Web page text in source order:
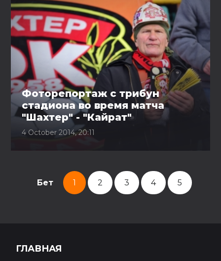
Фоторепортаж с трибун
стадиона во время матча
"Шахтер" - "Кайрат"
4 October 2014, 20:11
Бет 1 2 3 4 5
ГЛАВНАЯ